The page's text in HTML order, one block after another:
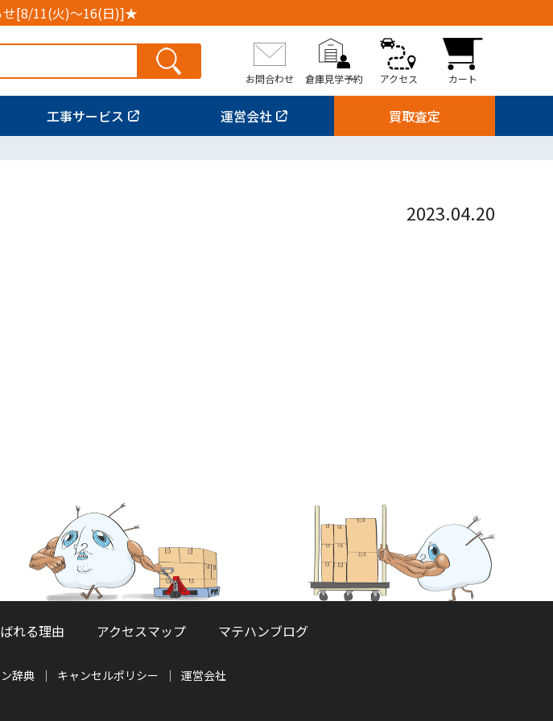
[8/11(火)～16(日)]★
お問合わせ 倉庫見学予約 アクセス カート
工事サービス 運営会社 買取査定
2023.04.20
れる理由 アクセスマップ マテハンブログ
辞典 キャンセルポリシー 運営会社